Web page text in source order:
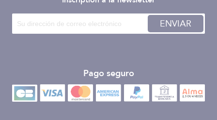
ENVIAR
Pago seguro